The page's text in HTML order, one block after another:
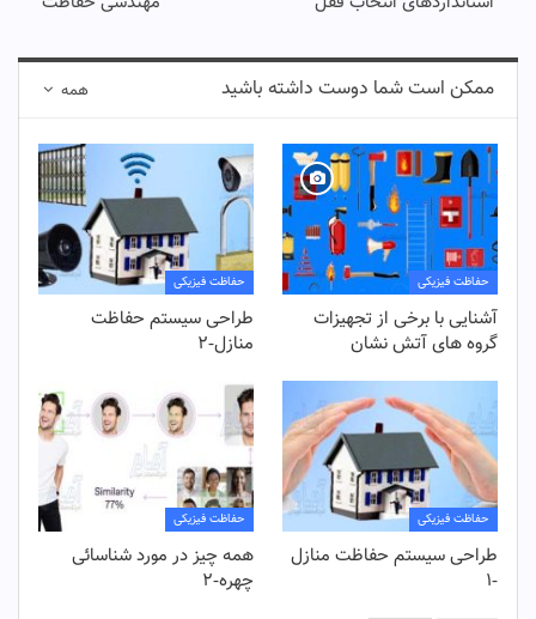
همه ممکن است شما دوست داشته باشید
حفاظت فیزیکی
آشنایی با برخی از تجهیزات
گروه های آتش نشان
حفاظت فیزیکی
طراحی سیستم حفاظت
منازل-۲
حفاظت فیزیکی
طراحی سیستم حفاظت منازل
-۱
حفاظت فیزیکی
همه چیز در مورد شناسائی
چهره-۲